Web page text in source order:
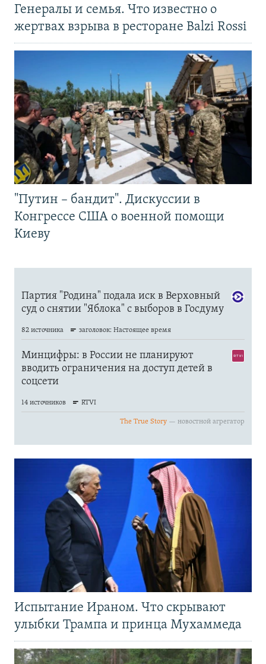
Генералы и семья. Что известно о
жертвах взрыва в ресторане Balzi Rossi
"Путин – бандит". Дискуссии в
Конгрессе США о военной помощи
Киеву
Испытание Ираном. Что скрывают
улыбки Трампа и принца Мухаммеда